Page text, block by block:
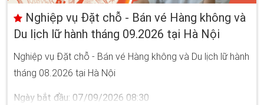
Nghiệp vụ Đặt chỗ - Bán vé Hàng không và
Du lịch lữ hành tháng 09.2026 tại Hà Nội
Nghiệp vụ Đặt chỗ - Bán vé Hàng không và Du lịch lữ hành
tháng 08.2026 tại Hà Nội
Ngày bắt đầu: 07/09/2026 08:30